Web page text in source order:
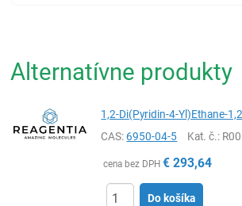
Alternatívne produkty
1,2-Di(Pyridin-4-Yl)Ethane-
CAS:6950-04-5 Kat. č.:
cena bez DPH € 293,64
Do košíka